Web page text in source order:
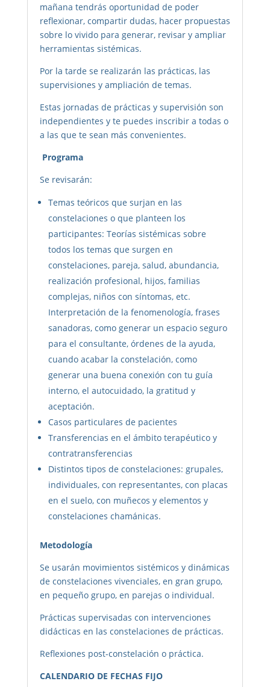
mañana tendrás oportunidad de poder
reflexionar, compartir dudas, hacer propuestas
sobre lo vivido para generar, revisar y ampliar
herramientas sistémicas.
Por la tarde se realizarán las prácticas, las
supervisiones y ampliación de temas.
Estas jornadas de prácticas y supervisión son
independientes y te puedes inscribir a todas o
a las que te sean más convenientes.
Programa
Se revisarán:
Temas teóricos que surjan en las
constelaciones o que planteen los
participantes: Teorías sistémicas sobre
todos los temas que surgen en
constelaciones, pareja, salud, abundancia,
realización profesional, hijos, familias
complejas, niños con síntomas, etc.
Interpretación de la fenomenología, frases
sanadoras, como generar un espacio seguro
para el consultante, órdenes de la ayuda,
cuando acabar la constelación, como
generar una buena conexión con tu guía
interno, el autocuidado, la gratitud y
aceptación.
Casos particulares de pacientes
Transferencias en el ámbito terapéutico y
contratransferencias
Distintos tipos de constelaciones: grupales,
individuales, con representantes, con placas
en el suelo, con muñecos y elementos y
constelaciones chamánicas.
Metodología
Se usarán movimientos sistémicos y dinámicas
de constelaciones vivenciales, en gran grupo,
en pequeño grupo, en parejas o individual.
Prácticas supervisadas con intervenciones
didácticas en las constelaciones de prácticas.
Reflexiones post-constelación o práctica.
CALENDARIO DE FECHAS FIJO